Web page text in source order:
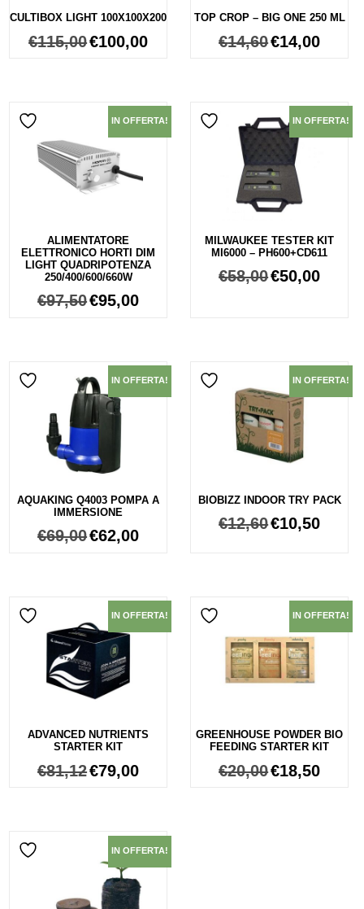
CULTIBOX LIGHT 100X100X200
€115,00€100,00
TOP CROP – BIG ONE 250 ML
€14,60€14,00
IN OFFERTA!
ALIMENTATORE
ELETTRONICO HORTI DIM
LIGHT QUADRIPOTENZA
250/400/600/660W
€97,50€95,00
IN OFFERTA!
MILWAUKEE TESTER KIT
MI6000 – PH600+CD611
€58,00€50,00
IN OFFERTA!
AQUAKING Q4003 POMPA A
IMMERSIONE
€69,00€62,00
IN OFFERTA!
BIOBIZZ INDOOR TRY PACK
€12,60€10,50
IN OFFERTA!
ADVANCED NUTRIENTS
STARTER KIT
€81,12€79,00
IN OFFERTA!
GREENHOUSE POWDER BIO
FEEDING STARTER KIT
€20,00€18,50
IN OFFERTA!